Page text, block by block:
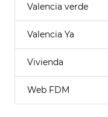
Valencia verde
Valencia Ya
Vivienda
Web FDM